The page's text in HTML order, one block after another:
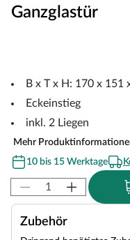
Ganzglastür
B x T x H: 170 x 151
Eckeinstieg
inkl. 2 Liegen
Mehr
10 bis 15 Werktage
Zubehör